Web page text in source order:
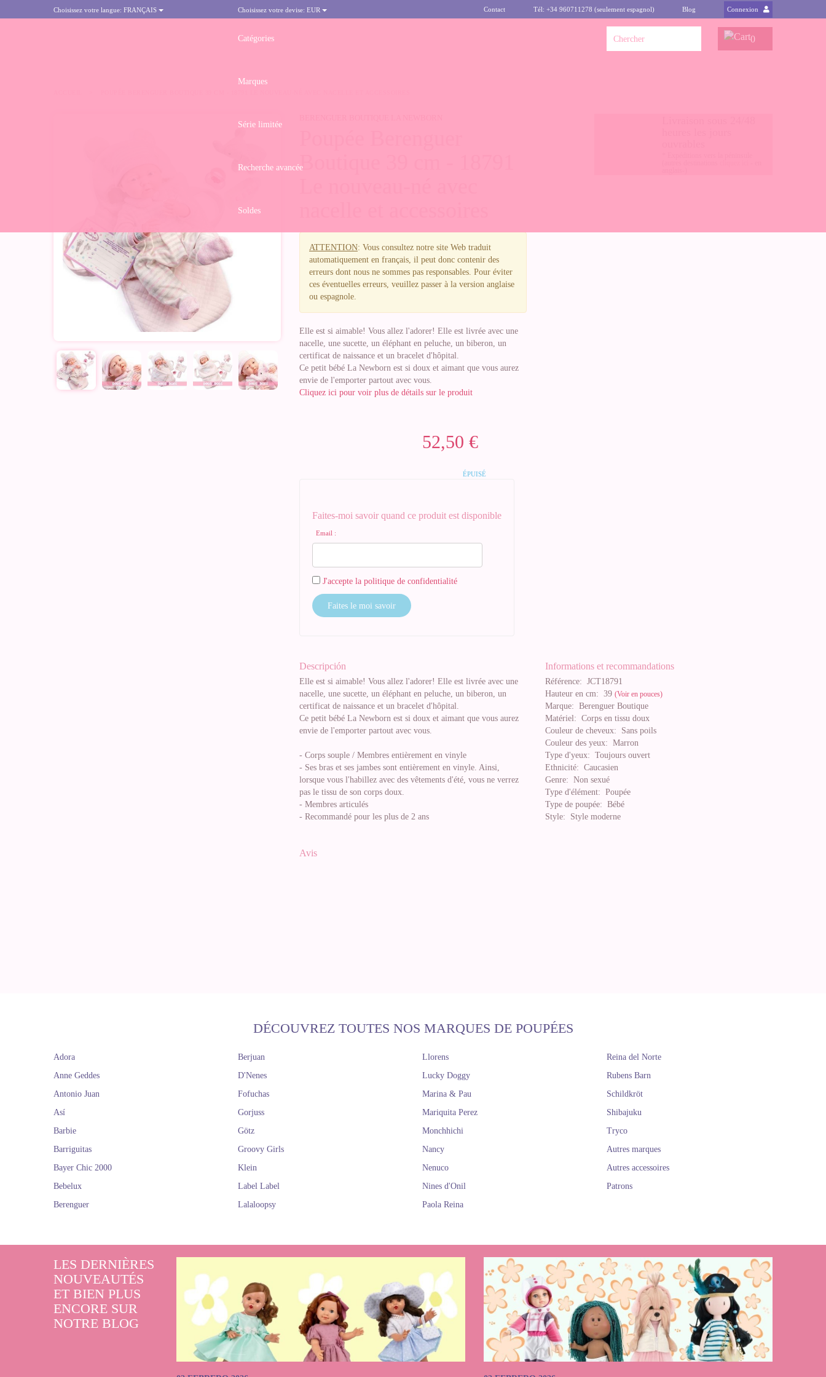
Choisissez votre langue: FRANÇAIS Choisissez votre devise: EUR Contact Tél: +34 960711278 (seulement espagnol) Blog Connexion
Catégories
Marques
Série limitée
Recherche avancée
Soldes
0
Boutique 39 cm - 18791
ATTENTION: Vous consultez notre site Web traduit
automatiquement en français, il peut donc contenir des
erreurs dont nous ne sommes pas responsables. Pour éviter
ces éventuelles erreurs, veuillez passer à la version anglaise
ou espagnole.
Elle est si aimable! Vous allez l'adorer! Elle est livrée avec une
nacelle, une sucette, un éléphant en peluche, un biberon, un
certificat de naissance et un bracelet d'hôpital.
Ce petit bébé La Newborn est si doux et aimant que vous aurez
envie de l'emporter partout avec vous.
Cliquez ici pour voir plus de détails sur le produit
52,50 €
ÉPUISÉ
Faites-moi savoir quand ce produit est disponible
Email :
J'accepte la politique de confidentialité
Faites le moi savoir
Descripción
Elle est si aimable! Vous allez l'adorer! Elle est livrée avec une
nacelle, une sucette, un éléphant en peluche, un biberon, un
certificat de naissance et un bracelet d'hôpital.
Ce petit bébé La Newborn est si doux et aimant que vous aurez
envie de l'emporter partout avec vous.
- Corps souple / Membres entièrement en vinyle
- Ses bras et ses jambes sont entièrement en vinyle. Ainsi,
lorsque vous l'habillez avec des vêtements d'été, vous ne verrez
pas le tissu de son corps doux.
- Membres articulés
- Recommandé pour les plus de 2 ans
Informations et recommandations
Référence: JCT18791
Hauteur en cm: 39 (Voir en pouces)
Marque: Berenguer Boutique
Matériel: Corps en tissu doux
Couleur de cheveux: Sans poils
Couleur des yeux: Marron
Type d'yeux: Toujours ouvert
Ethnicité: Caucasien
Genre: Non sexué
Type d'élément: Poupée
Type de poupée: Bébé
Style: Style moderne
Avis
DÉCOUVREZ TOUTES NOS MARQUES DE POUPÉES
Adora
Anne Geddes
Antonio Juan
Así
Barbie
Barriguitas
Bayer Chic 2000
Bebelux
Berenguer
Berjuan
D'Nenes
Fofuchas
Gorjuss
Götz
Groovy Girls
Klein
Label Label
Lalaloopsy
Llorens
Lucky Doggy
Marina & Pau
Mariquita Perez
Monchhichi
Nancy
Nenuco
Nines d'Onil
Paola Reina
Reina del Norte
Rubens Barn
Schildkröt
Shibajuku
Tryco
Autres marques
Autres accessoires
Patrons
LES DERNIÈRES
NOUVEAUTÉS
ET BIEN PLUS
ENCORE SUR
NOTRE BLOG